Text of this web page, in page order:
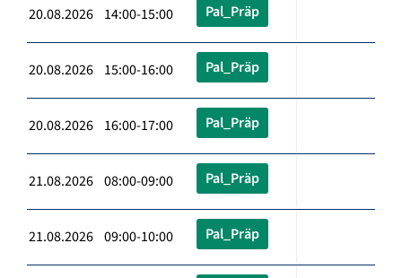
20.08.2026 14:00-15:00 Pal_Präp
20.08.2026 15:00-16:00 Pal_Präp
20.08.2026 16:00-17:00 Pal_Präp
21.08.2026 08:00-09:00 Pal_Präp
21.08.2026 09:00-10:00 Pal_Präp